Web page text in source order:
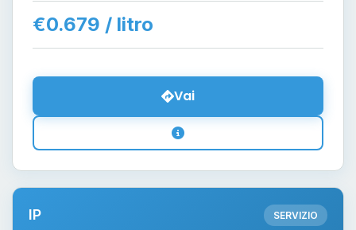
€0.679 / litro
Vai
IP SERVIZIO